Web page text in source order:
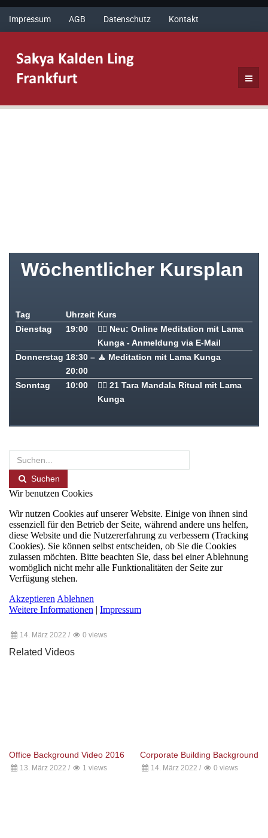
Impressum AGB Datenschutz Kontakt
Wöchentlicher Kursplan
Tag Uhrzeit Kurs
Dienstag
19:00
🧘‍♂️ Neu: Online Meditation mit Lama
Kunga - Anmeldung via E-Mail
Donnerstag 18:30 –
20:00
🧘 Meditation mit Lama Kunga
Sonntag 10:00 🧘‍♂️ 21 Tara Mandala Ritual mit Lama
Kunga
Suchen
14. März 2022 / 0 views
Related Videos
Office Background Video 2016
13. März 2022 / 1 views
Corporate Building Background
14. März 2022 / 0 views